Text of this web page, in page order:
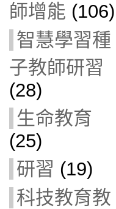
師增能 (106)
智慧學習種
子教師研習
(28)
生命教育
(25)
研習 (19)
科技教育教